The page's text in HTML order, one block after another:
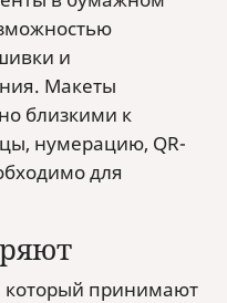
и
Макеты
близкими к
нумерацию, QR-
для
который принимают